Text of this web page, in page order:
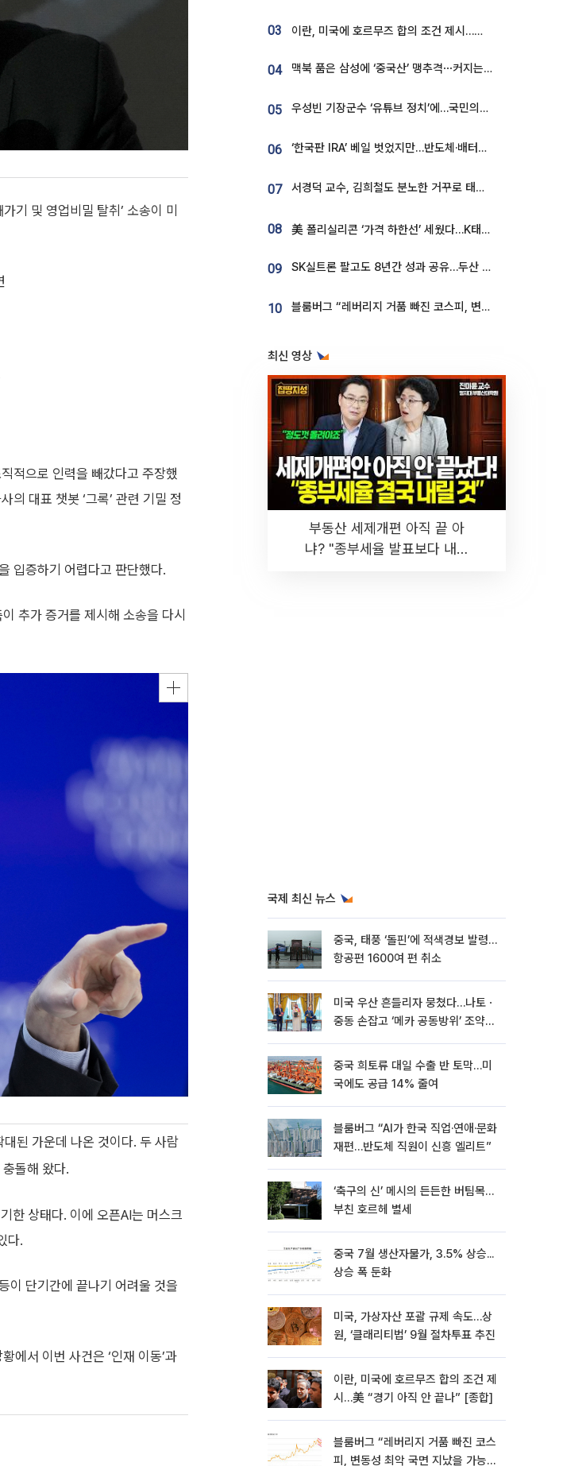
기 및 영업비밀 탈취’ 소송이 미
적으로 인력을 빼갔다고 주장했
의 대표 챗봇 ‘그록’ 관련 기밀 정
입증하기 어렵다고 판단했다.
추가 증거를 제시해 소송을 다시
된 가운데 나온 것이다. 두 사람
돌해 왔다.
한 상태다. 이에 오픈AI는 머스크
다.
이 단기간에 끝나기 어려울 것을
에서 이번 사건은 ‘인재 이동’과
03 이란, 미국에 호르무즈 합의 조건 제시…美 “경기 아직 안 끝나” [종합]
04 맥북 품은 삼성에 ‘중국산’ 맹추격⋯커지는 노트북 OLED 시장
05 우성빈 기장군수 ‘유튜브 정치’에…국민의힘 군의원들 집단 반발
06 ‘한국판 IRA’ 베일 벗었지만…반도체·배터리 업계 “시행령이 관건”
07 서경덕 교수, 김희철도 분노한 거꾸로 태극기⋯"엉터리는 아냐, 아쉬울 뿐"
08 美 폴리실리콘 ‘가격 하한선’ 세웠다…K태양광 수혜 기대
09 SK실트론 팔고도 8년간 성과 공유…두산 인수대금 2.3조가 끝 아냐
10 블룸버그 “레버리지 거품 빠진 코스피, 변동성 최악 국면 지났을 가능성”
최신 영상
부동산 세제개편 아직 끝 아
냐? "종부세율 발표보다 내릴
국제 최신 뉴스
중국, 태풍 ‘돌핀’에 적색경보 발령…
항공편 1600여 편 취소
미국 우산 흔들리자 뭉쳤다…나토ㆍ
중동 손잡고 ‘메카 공동방위’ 조약
중국 희토류 대일 수출 반 토막…미
국에도 공급 14% 줄여
블룸버그 “AI가 한국 직업·연애·문화
재편…반도체 직원이 신흥 엘리트”
‘축구의 신’ 메시의 든든한 버팀목…
부친 호르헤 별세
중국 7월 생산자물가, 3.5% 상승...
상승 폭 둔화
미국, 가상자산 포괄 규제 속도…상
원, ‘클래리티법’ 9월 절차투표 추진
이란, 미국에 호르무즈 합의 조건 제
시…美 “경기 아직 안 끝나” [종합]
블룸버그 “레버리지 거품 빠진 코스
피, 변동성 최악 국면 지났을 가능